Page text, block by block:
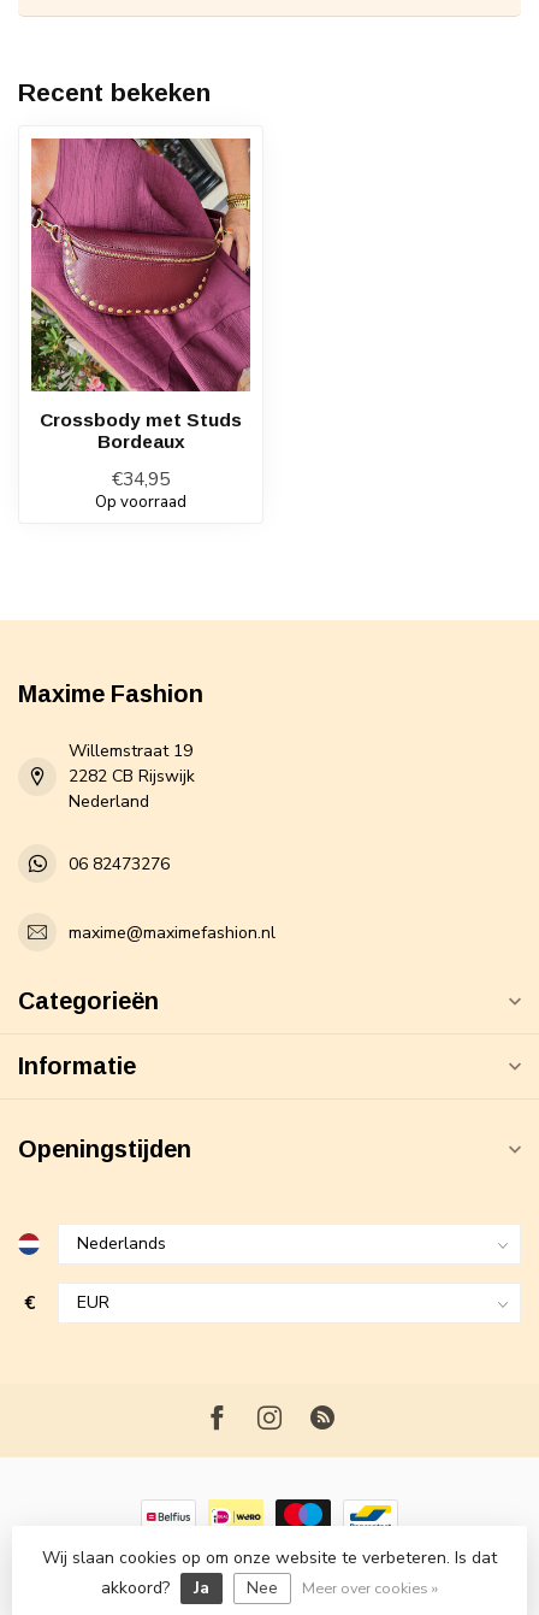
Recent bekeken
Crossbody met Studs
Bordeaux
€34,95
Op voorraad
Maxime Fashion
Willemstraat 19
2282 CB Rijswijk
Nederland
06 82473276
maxime@maximefashion.nl
Categorieën
Informatie
Openingstijden
€
© Copyright 2026 Maxime Fashion- Powered byLightspeed-
Lightspeed design
Dyvelopment
Wij slaan cookies op om onze website te verbeteren. Is dat
akkoord?
Ja Nee Meer over cookies »